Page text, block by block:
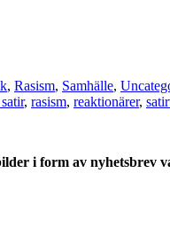
, Rasism, Samhälle,
, rasism, reaktionärer,
i form av nyhetsbrev